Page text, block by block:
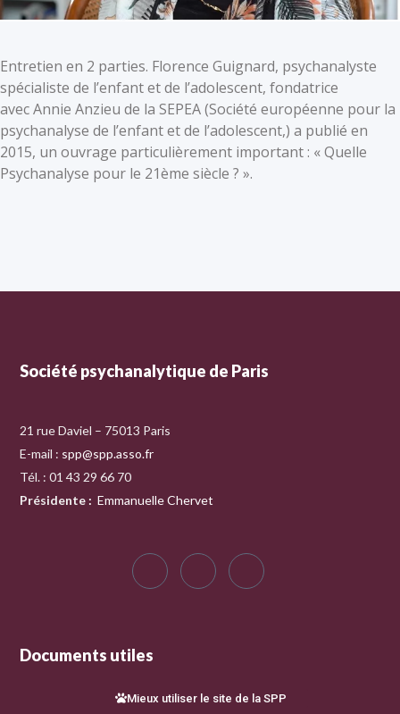
Entretien en 2 parties. Florence Guignard, psychanalyste
spécialiste de l’enfant et de l’adolescent, fondatrice
avec Annie Anzieu de la SEPEA (Société européenne pour la
psychanalyse de l’enfant et de l’adolescent,) a publié en
2015, un ouvrage particulièrement important : « Quelle
Psychanalyse pour le 21ème siècle ? ».
Société psychanalytique de Paris
21 rue Daviel – 75013 Paris
E-mail : spp@spp.asso.fr
Tél. : 01 43 29 66 70
Présidente : Emmanuelle Chervet
Documents utiles
Mieux utiliser le site de la SPP